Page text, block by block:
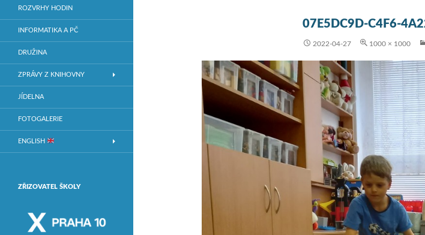
07E5DC9D-C4F6-
2022-04-27 1000 × 1000
ROZVRHY HODIN
INFORMATIKA A PČ
DRUŽINA
ZPRÁVY Z KNIHOVNY
JÍDELNA
FOTOGALERIE
ENGLISH
ZŘIZOVATEL ŠKOLY